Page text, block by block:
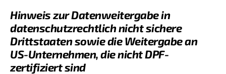
Hinweis zur Datenweitergabe in
datenschutzrechtlich nicht sichere
Drittstaaten sowie die Weitergabe an
US-Unternehmen, die nicht DPF-
zertifiziert sind